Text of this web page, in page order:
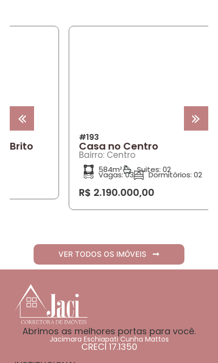
Casa no Centro
Bairro: Centro
Suites: 02
Dormitórios: 02
R$ 2.190.000,00
VER TODOS OS IMÓVEIS
Abrimos as melhores portas para você.
Jacimara Eschiapati Cunha Mattos
CRECI 17.1350